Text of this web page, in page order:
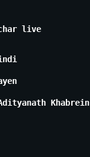
live
Khabrein